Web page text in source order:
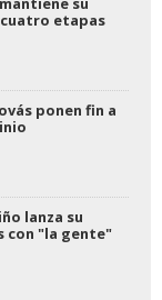
etapas
ponen fin a
lanza su
con "la gente"